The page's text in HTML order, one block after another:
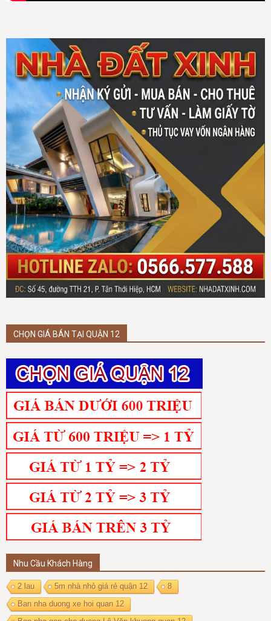
CHỌN GIÁ BÁN TẠI QUẬN 12
Nhu Cầu Khách Hàng
2 lau 5m nhà nhỏ giá rẻ quận 12
8
Ban nha duong xe hoi quan 12